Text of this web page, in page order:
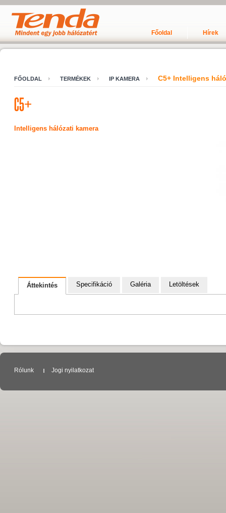
Főoldal Hírek
FŐOLDAL TERMÉKEK IP KAMERA C5+ Intelligens
Intelligens hálózati kamera
Áttekintés Specifikáció Galéria Letöltések
Rólunk Jogi nyilatkozat